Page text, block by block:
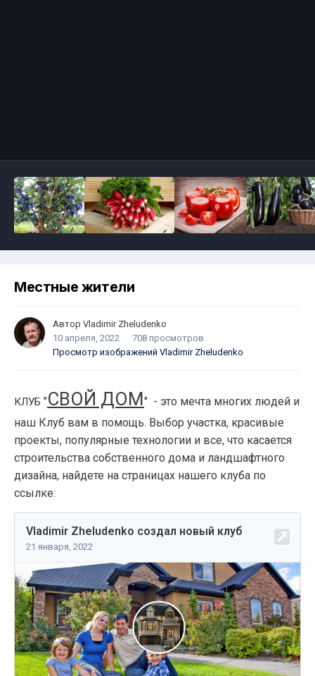
Местные жители
Автор Vladimir Zheludenko
10 апреля, 2022
708 просмотров
Просмотр изображений Vladimir Zheludenko
КЛУБ "СВОЙ ДОМ" - это мечта многих людей и
наш Клуб вам в помощь. Выбор участка, красивые
проекты, популярные технологии и все, что касается
строительства собственного дома и ландшафтного
дизайна, найдете на страницах нашего клуба по
ссылке: